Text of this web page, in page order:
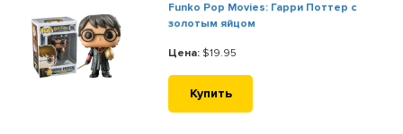
Funko Pop Movies: Гарри Поттер с
золотым яйцом
Цена: $19.95
Купить